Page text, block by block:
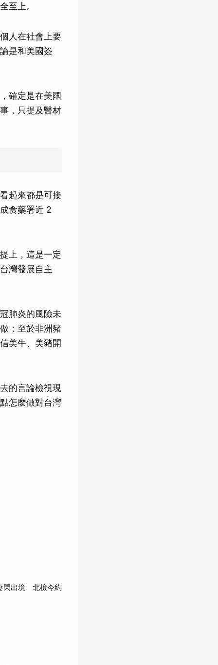
至上。
人在社會上要
是和美國簽
確定是在美國
，只提及醫材
起來都是可接
食藥署近 2
上，這是一定
灣發展自主
肺炎的風險未
；至於非洲豬
美牛、美豬開
的言論檢視現
怎麼做對台灣
閃出境 北檢今約